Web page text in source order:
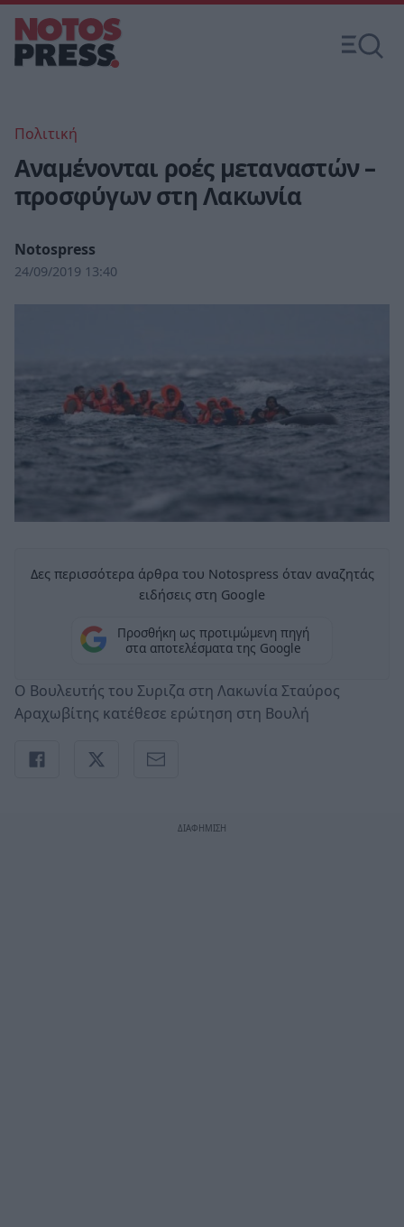
Πολιτική
Αναμένονται ροές μεταναστών –
προσφύγων στη Λακωνία
Notospress
24/09/2019 13:40
Δες περισσότερα άρθρα του Notospress όταν αναζητάς
ειδήσεις στη Google
Προσθήκη ως προτιμώμενη πηγή
στα αποτελέσματα της Google
Ο Βουλευτής του Συριζα στη Λακωνία Σταύρος
Αραχωβίτης κατέθεσε ερώτηση στη Βουλή